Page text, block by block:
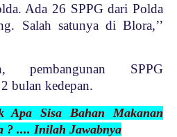
Ada 26 SPPG dari Polda
Salah satunya di Blora,’’
pembangunan SPPG
bulan kedepan.
Apa Sisa Bahan Makanan
? .... Inilah Jawabnya